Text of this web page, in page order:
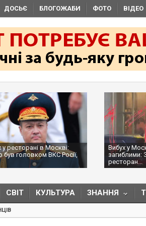
ДОСЬЄ БЛОГОЖАБИ ФОТО ВІДЕО
у ресторані в Москві:
був головком ВКС Росії,
Вибух у
загиблими:
ресторан...
СВІТ КУЛЬТУРА ЗНАННЯ